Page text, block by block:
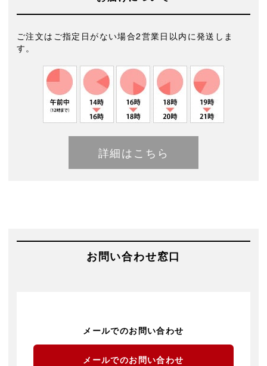
ご注文はご指定日がない場合2営業日以内に発送しま
す。
詳細はこちら
お問い合わせ窓口
メールでのお問い合わせ
メールでのお問い合わせ